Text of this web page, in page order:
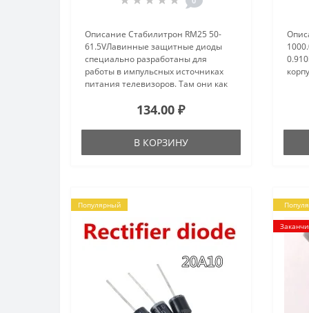
Описание Стабилитрон RM25 50-
61.5VЛавинные защитные диоды
специально разработаны для
работы в импульсных источниках
питания телевизоров. Там они как
однократной защиты: при
приводящей к росту напряж..
134.00 ₽
В КОРЗИНУ
Популярный